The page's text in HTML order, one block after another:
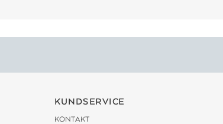
KUNDSERVICE
KONTAKT